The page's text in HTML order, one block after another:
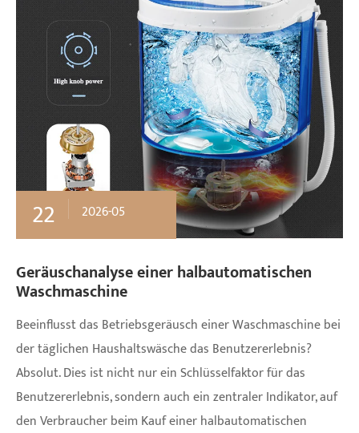
22 2026-05
Geräuschanalyse einer halbautomatischen
Waschmaschine
Beeinflusst das Betriebsgeräusch einer Waschmaschine bei
der täglichen Haushaltswäsche das Benutzererlebnis?
Absolut. Dies ist nicht nur ein Schlüsselfaktor für das
Benutzererlebnis, sondern auch ein zentraler Indikator, auf
den Verbraucher beim Kauf einer halbautomatischen